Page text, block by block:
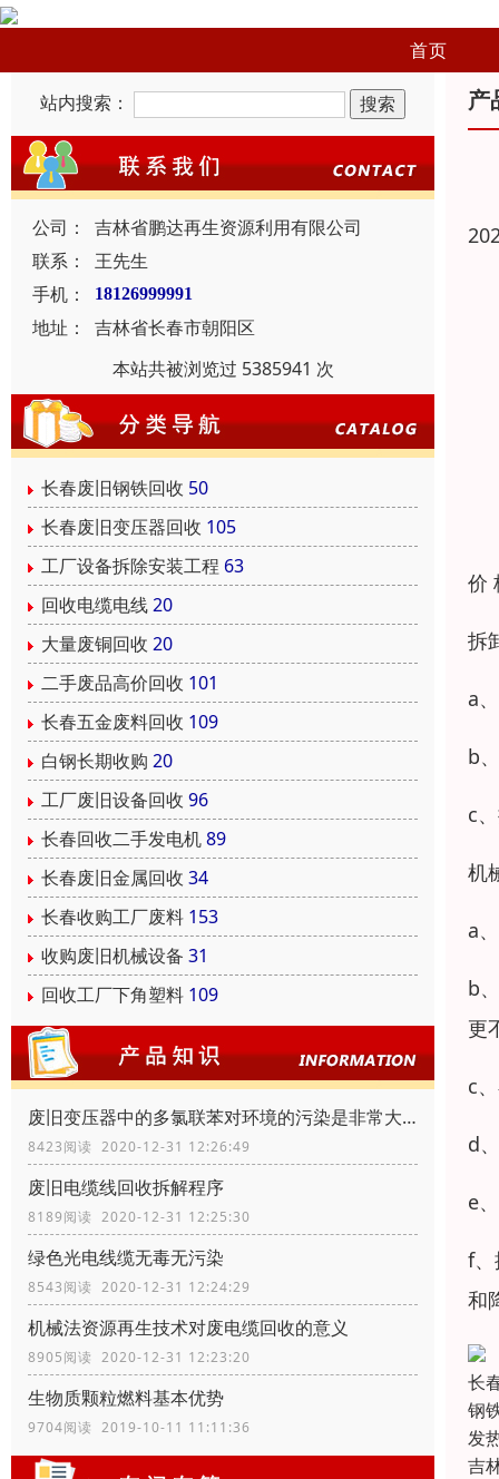
首页
站内搜索：
公司：
吉林省鹏达再生资源利用有限公司
联系：
王先生
手机：
18126999991
地址：
吉林省长春市朝阳区
本站共被浏览过 5385941 次
长春废旧钢铁回收 50
长春废旧变压器回收 105
工厂设备拆除安装工程 63
回收电缆电线20
大量废铜回收 20
二手废品高价回收 101
长春五金废料回收 109
白钢长期收购 20
工厂废旧设备回收 96
长春回收二手发电机89
长春废旧金属回收 34
长春收购工厂废料 153
收购废旧机械设备 31
回收工厂下角塑料 109
废旧变压器中的多氯联苯对环境的污染是非常大的
8423阅读 2020-12-31 12:26:49
废旧电缆线回收拆解程序
8189阅读 2020-12-31 12:25:30
绿色光电线缆无毒无污染
8543阅读 2020-12-31 12:24:29
机械法资源再生技术对废电缆回收的意义
8905阅读 2020-12-31 12:23:20
生物质颗粒燃料基本优势
9704阅读 2019-10-11 11:11:36
产
价
拆
a
b
c
机
a
b
更
c
d
e
f、
和
长
钢
发
吉